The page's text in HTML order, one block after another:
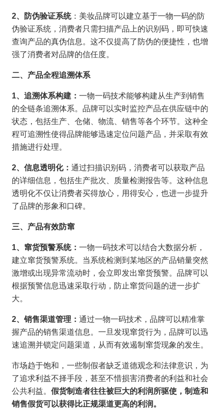
2、防伪验证系统：美妆品牌可以建立基于一物一码的防
伪验证系统，消费者只需扫描产品上的识别码，即可快速
查询产品的真伪信息。这不仅提高了防伪的便捷性，也增
强了消费者对品牌的信任度。
二、产品全程追溯体系
1、追溯体系构建： 一物一码技术能够构建从生产到销售
的全链条追溯体系。品牌可以实时监控产品在供应链中的
状态，包括生产、仓储、物流、销售等各个环节。这种全
程可追溯性使得品牌能够迅速定位问题产品，并采取有效
措施进行处理。
2、信息透明化： 通过扫描识别码，消费者可以获取产品
的详细信息，包括生产批次、质量检测报告等。这种信息
透明化不仅让消费者买得放心，用得安心，也进一步提升
了品牌的形象和口碑。
三、产品有效防窜
1、窜货预警系统： 一物一码技术可以结合大数据分析，
建立窜货预警系统。当系统检测到某地区的产品销量突然
激增或出现异常流动时，会立即发出窜货预警。品牌可以
根据预警信息迅速采取行动，防止窜货问题的进一步扩
大。
2、销售渠道管理： 通过一物一码技术，品牌可以精准掌
握产品的销售渠道信息。一旦发现窜货行为，品牌可以迅
速追溯并锁定问题渠道，从而有效遏制窜货现象的发生。
市场趋于饱和，一些制假者缺乏道德观念和法律意识，为
了追求利益不择手段，甚至不惜损害消费者的利益和社会
公共利益。 假货制造者往往被巨大的利润所驱使，制造和
销售假货可以获得比正规渠道更高的利润。